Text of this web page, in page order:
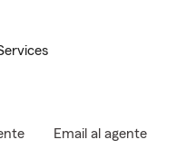
Email al agente